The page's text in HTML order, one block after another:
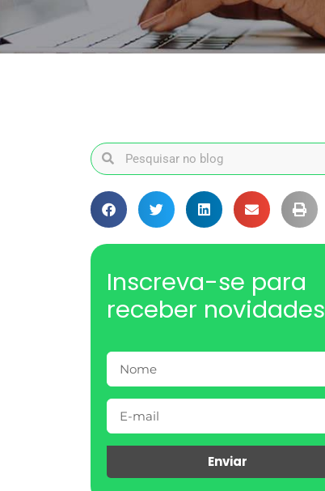
Inscreva-se para
receber novidades
Enviar